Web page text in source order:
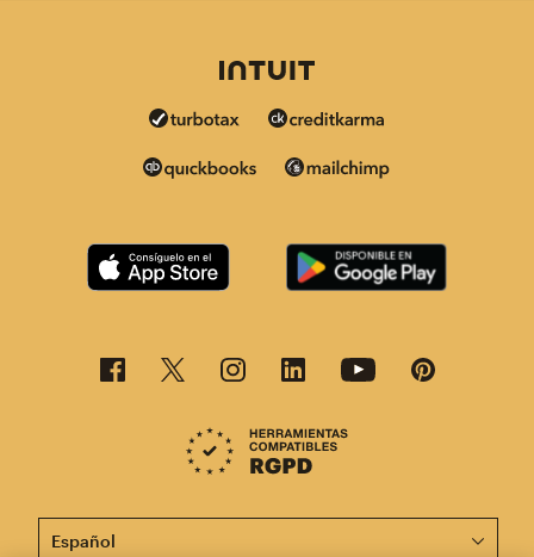
Esta página está disponible en otros idiomas. ¡Elige